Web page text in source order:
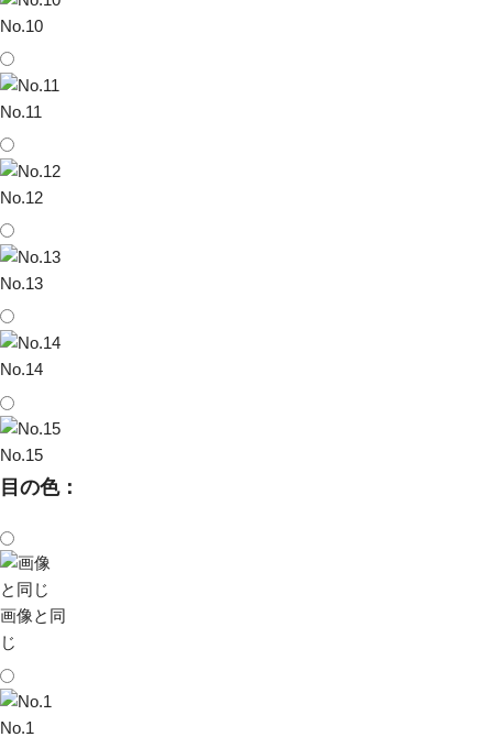
No.10
No.11
No.12
No.13
No.14
No.15
目の色：
画像と同
じ
No.1